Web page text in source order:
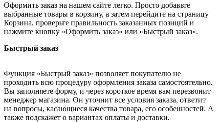
Оформить заказ на нашем сайте легко. Просто добавьте
выбранные товары в корзину, а затем перейдите на страницу
Корзина, проверьте правильность заказанных позиций и
нажмите кнопку «Оформить заказ» или «Быстрый заказ».
Быстрый заказ
Функция «Быстрый заказ» позволяет покупателю не
проходить всю процедуру оформления заказа самостоятельно.
Вы заполняете форму, и через короткое время вам перезвонит
менеджер магазина. Он уточнит все условия заказа, ответит
на вопросы, касающиеся качества товара, его особенностей. А
также подскажет о вариантах оплаты и доставки.